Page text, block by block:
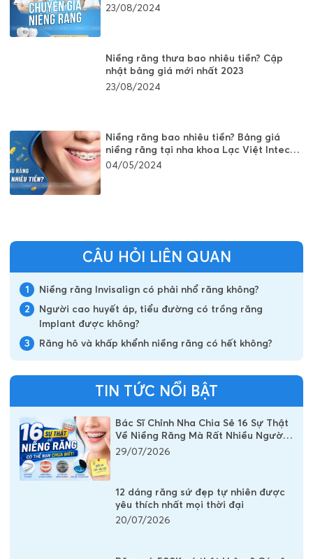
23/08/2024
Niềng răng thưa bao nhiêu tiền? Cập
nhật bảng giá mới nhất 2023
23/08/2024
Niềng răng bao nhiêu tiền? Bảng giá
niềng răng tại nha khoa Lạc Việt Intech
Hà Nội
04/05/2024